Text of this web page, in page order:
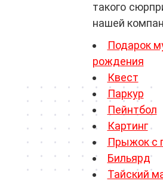
такого
нашей
Подарок
рождения
Квест
Паркур
Пейнтбол
Картинг
Прыжок с
Бильярд
Тайский